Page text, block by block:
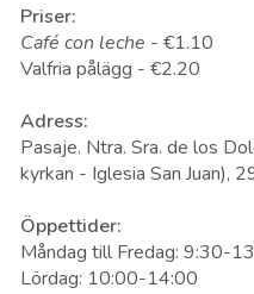
Priser:
Café con leche - €1.10
Valfria pålägg - €2.20
Adress:
Pasaje. Ntra. Sra. de los
kyrkan - Iglesia San Juan),
Öppettider:
Måndag till Fredag: 9:30-
Lördag: 10:00-14:00